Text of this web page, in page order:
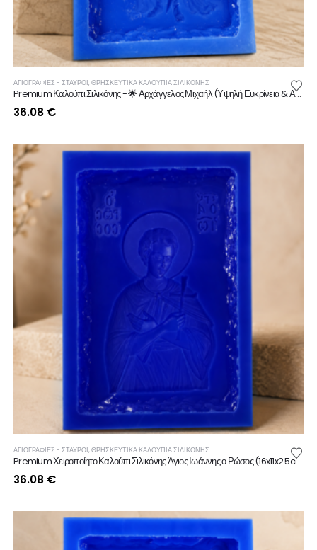
ΑΓΙΟΓΡΑΦΙΕΣ - ΣΤΑΥΡΟΙ,ΘΡΗΣΚΕΥΤΙΚΆ ΚΑΛΟΎΠΙΑ ΣΙΛΙΚΌΝΗΣ
Premium Καλούπι Σιλικόνης - 🌟 Αρχάγγελος Μιχαήλ (Υψηλή Ευκρίνεια & Αντοχή)
36.08 €
ΑΓΙΟΓΡΑΦΙΕΣ - ΣΤΑΥΡΟΙ,ΘΡΗΣΚΕΥΤΙΚΆ ΚΑΛΟΎΠΙΑ ΣΙΛΙΚΌΝΗΣ
Premium Χειροποίητο Καλούπι Σιλικόνης Άγιος Ιωάννης ο Ρώσος (16x11x2.5cm)
36.08 €